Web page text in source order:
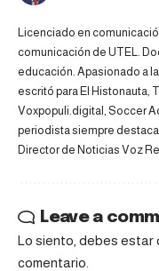
Licenciado en
comunicación de UTEL.
educación. Apasionado a
escritó para El Histonauta,
Voxpopuli.digital, Soccer
periodista siempre
Director de Noticias Voz
Leave a
Lo siento, debes estar
comentario.